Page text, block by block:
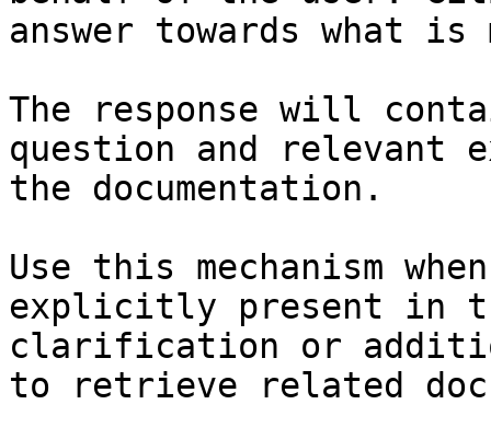
answer towards what
The response will
question and relevant
the documentation.
Use this mechanism
explicitly present in
clarification or